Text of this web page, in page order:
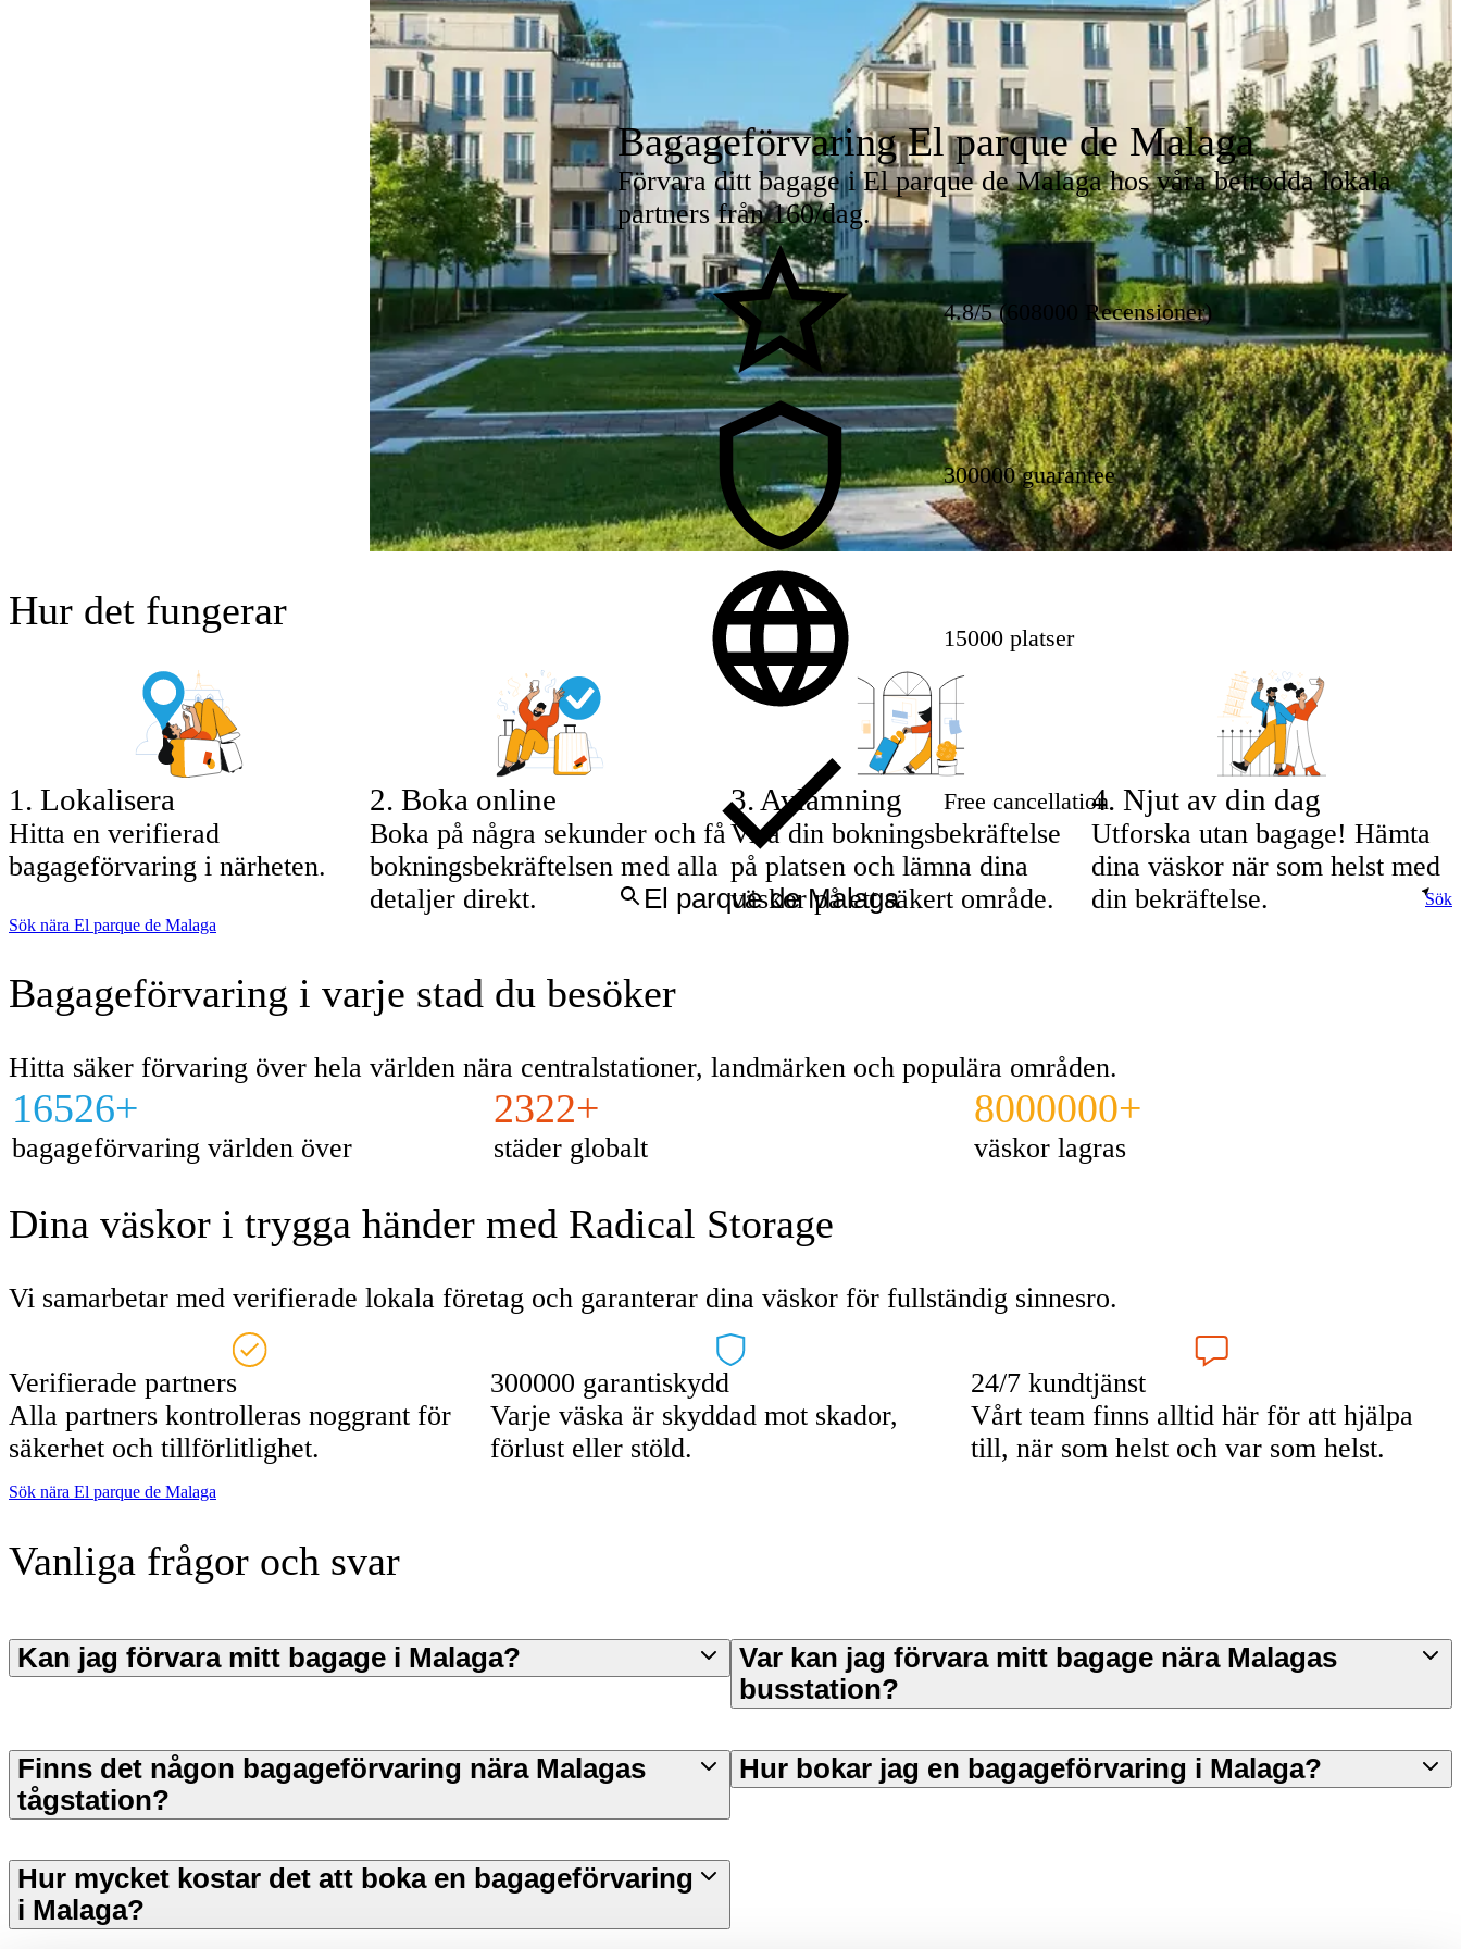
Bagageförvaring El parque de Malaga
Förvara ditt bagage i El parque de Malaga hos våra betrodda lokala
partners från 160/dag.
4.8/5 (608000 Recensioner)
300000 guarantee
15000 platser
Free cancellation
Sök
Hur det fungerar
1 . Lokalisera
Hitta en verifierad
bagageförvaring i närheten.
2. Boka online
Boka på några sekunder och få
bokningsbekräftelsen med alla
detaljer direkt.
3. Avlämning
Visa din bokningsbekräftelse
på platsen och lämna dina
väskor på ett säkert område.
4. Njut av din dag
Utforska utan bagage! Hämta
dina väskor när som helst med
din bekräftelse.
Sök nära El parque de Malaga
Bagageförvaring i varje stad du besöker
Hitta säker förvaring över hela världen nära centralstationer, landmärken och populära områden.
16526+
bagageförvaring världen över
2322+
städer globalt
8000000+
väskor lagras
Dina väskor i trygga händer med Radical Storage
Vi samarbetar med verifierade lokala företag och garanterar dina väskor för fullständig sinnesro.
Verifierade partners
Alla partners kontrolleras noggrant för
säkerhet och tillförlitlighet.
300000 garantiskydd
Varje väska är skyddad mot skador,
förlust eller stöld.
24/7 kundtjänst
Vårt team finns alltid här för att hjälpa
till, när som helst och var som helst.
Sök nära El parque de Malaga
Vanliga frågor och svar
Kan jag förvara mitt bagage i Malaga?
Var kan jag förvara mitt bagage nära Malagas
busstation?
Finns det någon bagageförvaring nära Malagas
tågstation?
Hur bokar jag en bagageförvaring i Malaga?
Hur mycket kostar det att boka en bagageförvaring
i Malaga?